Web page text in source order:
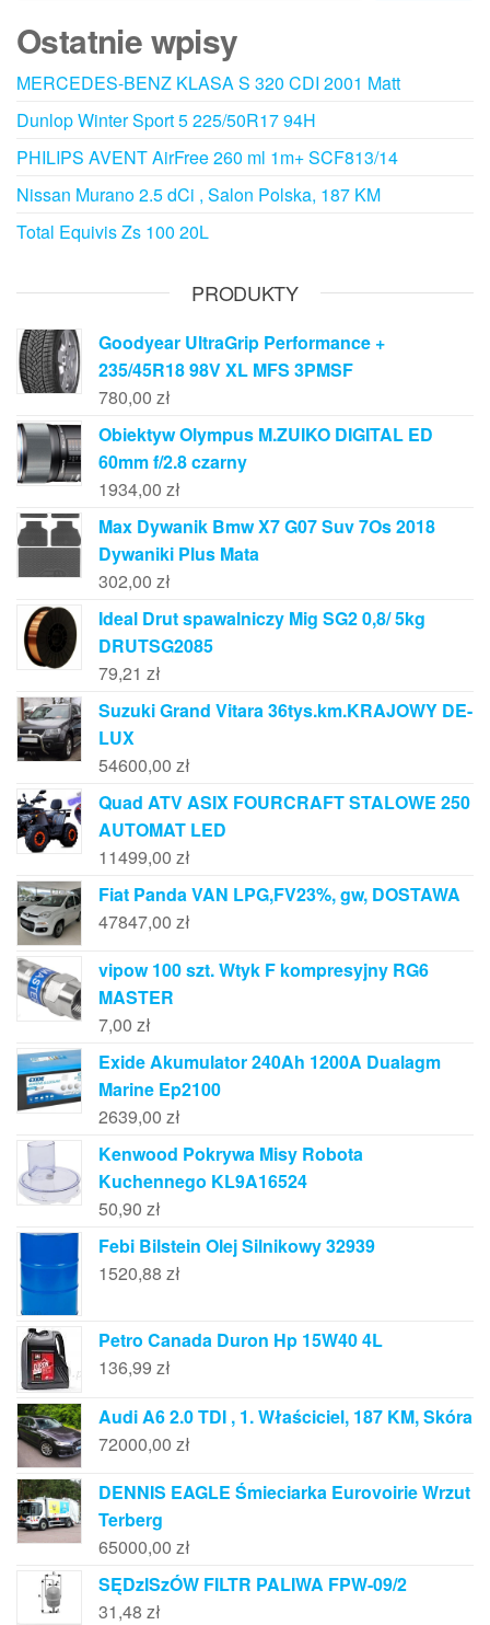
Ostatnie wpisy
MERCEDES-BENZ KLASA S 320 CDI 2001 Matt
Dunlop Winter Sport 5 225/50R17 94H
PHILIPS AVENT AirFree 260 ml 1m+ SCF813/14
Nissan Murano 2.5 dCi , Salon Polska, 187 KM
Total Equivis Zs 100 20L
PRODUKTY
Goodyear UltraGrip Performance +
235/45R18 98V XL MFS 3PMSF
780,00 zł
Obiektyw Olympus M.ZUIKO DIGITAL ED
60mm f/2.8 czarny
1934,00 zł
Max Dywanik Bmw X7 G07 Suv 7Os 2018
Dywaniki Plus Mata
302,00 zł
Ideal Drut spawalniczy Mig SG2 0,8/ 5kg
DRUTSG2085
79,21 zł
Suzuki Grand Vitara 36tys.km.KRAJOWY DE-
LUX
54600,00 zł
Quad ATV ASIX FOURCRAFT STALOWE 250
AUTOMAT LED
11499,00 zł
Fiat Panda VAN LPG,FV23%, gw, DOSTAWA
47847,00 zł
vipow 100 szt. Wtyk F kompresyjny RG6
MASTER
7,00 zł
Exide Akumulator 240Ah 1200A Dualagm
Marine Ep2100
2639,00 zł
Kenwood Pokrywa Misy Robota
Kuchennego KL9A16524
50,90 zł
Febi Bilstein Olej Silnikowy 32939
1520,88 zł
Petro Canada Duron Hp 15W40 4L
136,99 zł
Audi A6 2.0 TDI , 1. Właściciel, 187 KM, Skóra
72000,00 zł
DENNIS EAGLE Śmieciarka Eurovoirie Wrzut
Terberg
65000,00 zł
SĘDzISzÓW FILTR PALIWA FPW-09/2
31,48 zł